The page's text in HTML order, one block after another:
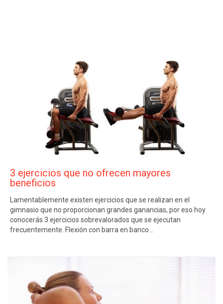
3 ejercicios que no ofrecen mayores
beneficios
Lamentablemente existen ejercicios que se realizan en el
gimnasio que no proporcionan grandes ganancias, por eso hoy
conocerás 3 ejercicios sobrevalorados que se ejecutan
frecuentemente. Flexión con barra en banco…